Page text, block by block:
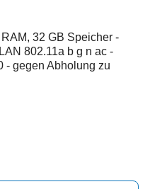
32 GB Speicher -
802.11a b g n ac -
- gegen Abholung zu